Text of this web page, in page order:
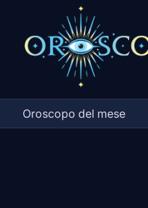
Oroscopo del mese